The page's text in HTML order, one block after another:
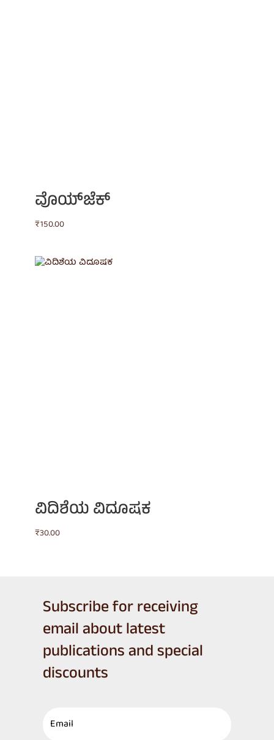
ವೊಯ್‌ಜೆಕ್
₹150.00
ವಿದಿಶೆಯ ವಿದೂಷಕ
₹30.00
Subscribe for receiving
email about latest
publications and special
discounts